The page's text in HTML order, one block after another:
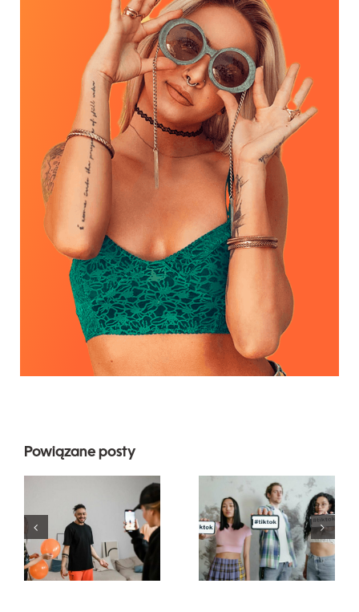
Powiązane posty
Najbardziej
popularne
pytania
dotyczące
mediów
Najlepsze
aplikacje do
edytowania
wideo do
tworzenia
dzieł na